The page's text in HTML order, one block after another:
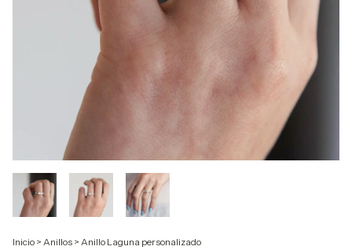
Inicio > Anillos > Anillo Laguna personalizado